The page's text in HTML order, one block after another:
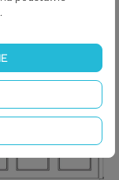
jest kilka mm